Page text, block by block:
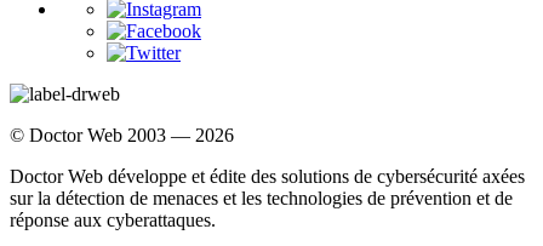
© Doctor Web 2003 — 2026
Doctor Web développe et édite des solutions de cybersécurité axées
sur la détection de menaces et les technologies de prévention et de
réponse aux cyberattaques.